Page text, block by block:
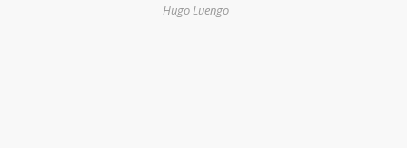
Hugo Luengo